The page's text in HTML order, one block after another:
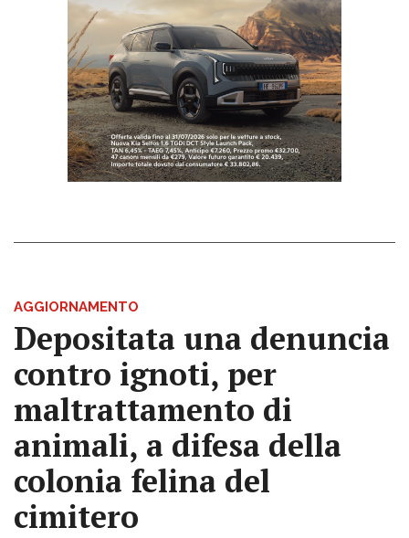
AGGIORNAMENTO
Depositata una denuncia
contro ignoti, per
maltrattamento di
animali, a difesa della
colonia felina del
cimitero